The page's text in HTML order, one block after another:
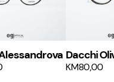
Dacchi
KM80,00